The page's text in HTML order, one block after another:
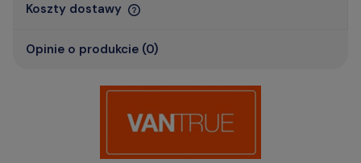
Koszty dostawy
Opinie o produkcie (0)